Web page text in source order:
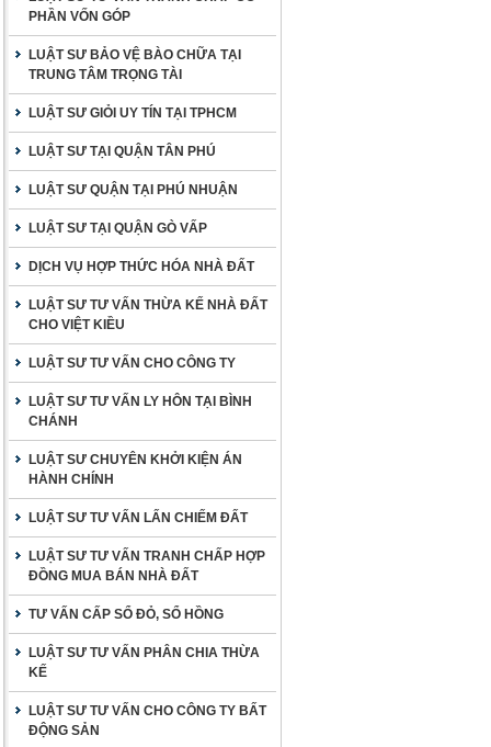
PHẦN VỐN GÓP
LUẬT SƯ BẢO VỆ BÀO CHỮA TẠI
TRUNG TÂM TRỌNG TÀI
LUẬT SƯ GIỎI UY TÍN TẠI TPHCM
LUẬT SƯ TẠI QUẬN TÂN PHÚ
LUẬT SƯ QUẬN TẠI PHÚ NHUẬN
LUẬT SƯ TẠI QUẬN GÒ VẤP
DỊCH VỤ HỢP THỨC HÓA NHÀ ĐẤT
LUẬT SƯ TƯ VẤN THỪA KẾ NHÀ ĐẤT
CHO VIỆT KIỀU
LUẬT SƯ TƯ VẤN CHO CÔNG TY
LUẬT SƯ TƯ VẤN LY HÔN TẠI BÌNH
CHÁNH
LUẬT SƯ CHUYÊN KHỞI KIỆN ÁN
HÀNH CHÍNH
LUẬT SƯ TƯ VẤN LẤN CHIẾM ĐẤT
LUẬT SƯ TƯ VẤN TRANH CHẤP HỢP
ĐỒNG MUA BÁN NHÀ ĐẤT
TƯ VẤN CẤP SỔ ĐỎ, SỔ HỒNG
LUẬT SƯ TƯ VẤN PHÂN CHIA THỪA
KẾ
LUẬT SƯ TƯ VẤN CHO CÔNG TY BẤT
ĐỘNG SẢN